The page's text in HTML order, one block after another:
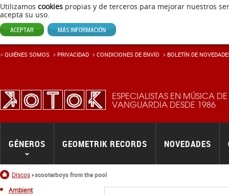
Utilizamos cookies propias y de terceros para mejorar nuestros
acepta su uso.
ACEPTAR MÁS INFORMACIÓN
ESPECIALISTAS EN MÚSICA DE
VANGUARDIA DESDE 1986
Inicio
Discos scooterboys from the pool
GÉNEROS GEOMETRIK RECORDS NOVEDADES
QUIÉNES SOMOS PRIVACIDAD CONDICIONES DE ENVÍ­O BOLETÍN DE
Ambient